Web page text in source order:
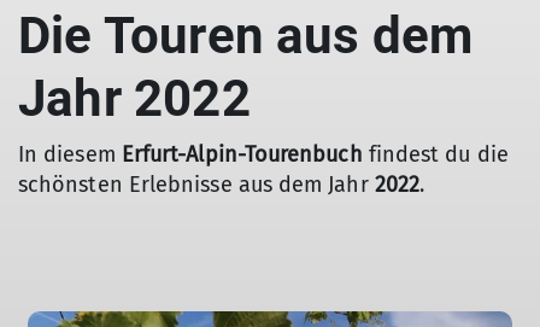
Die Touren aus dem
Jahr 2022
In diesem Erfurt-Alpin-Tourenbuch findest du die
schönsten Erlebnisse aus dem Jahr 2022.